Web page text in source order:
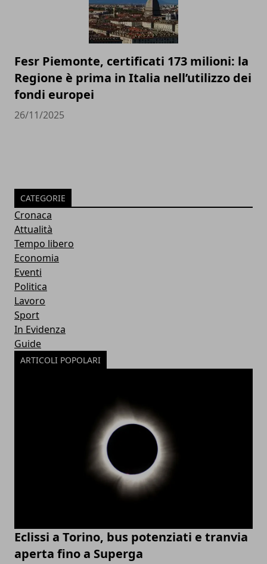
Fesr Piemonte, certificati 173 milioni: la
Regione è prima in Italia nell’utilizzo dei
fondi europei
26/11/2025
CATEGORIE
Cronaca
Attualità
Tempo libero
Economia
Eventi
Politica
Lavoro
Sport
In Evidenza
Guide
ARTICOLI POPOLARI
Eclissi a Torino, bus potenziati e tranvia
aperta fino a Superga